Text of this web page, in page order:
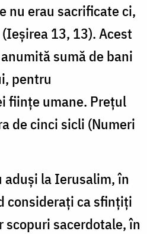
nu erau sacrificate ci,
13, 13). Acest
sumă de bani
pentru
ființe umane. Prețul
de cinci sicli (Numeri
la Ierusalim, în
considerați ca sfințiți
scopuri sacerdotale, în